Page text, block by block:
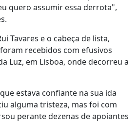
quero assumir essa derrota",
Tavares e o cabeça de lista,
recebidos com efusivos
Luz, em Lisboa, onde decorreu a
estava confiante na sua ida
alguma tristeza, mas foi com
perante dezenas de apoiantes